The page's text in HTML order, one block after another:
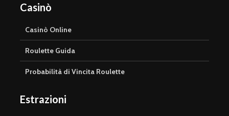
Casinò
Casinò Online
Roulette Guida
Probabilità di Vincita Roulette
Estrazioni